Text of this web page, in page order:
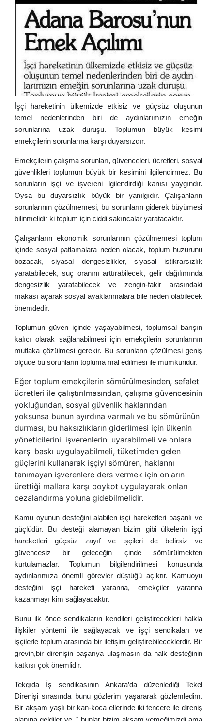
İşçi hareketinin ülkemizde etkisiz ve güçsüz oluşunun
temel nedenlerinden biri de aydınlarımızın emeğin
sorunlarına uzak duruşu. Toplumun büyük kesimi
emekçilerin sorunlarına karşı duyarsızdır.
Emekçilerin çalışma sorunları, güvenceleri, ücretleri, sosyal
güvenlikleri toplumun büyük bir kesimini ilgilendirmez. Bu
sorunların işçi ve işvereni ilgilendirdiği kanısı yaygındır.
Oysa bu duyarsızlık büyük bir yanılgıdır. Çalışanların
sorunlarının çözülmemesi, bu sorunların giderek büyümesi
bilinmelidir ki toplum için ciddi sakıncalar yaratacaktır.
Çalışanların ekonomik sorunlarının çözülmemesi toplum
içinde sosyal patlamalara neden olacak, toplum huzurunu
bozacak, siyasal dengesizlikler, siyasal istikrarsızlık
yaratabilecek, suç oranını arttırabilecek, gelir dağılımında
dengesizlik yaratabilecek ve zengin-fakir arasındaki
makası açarak sosyal ayaklanmalara bile neden olabilecek
önemdedir.
Toplumun güven içinde yaşayabilmesi, toplumsal barışın
kalıcı olarak sağlanabilmesi için emekçilerin sorunlarının
mutlaka çözülmesi gerekir. Bu sorunlann çözülmesi geniş
ölçüde bu sorunların topluma mâl edilmesi ile mümkündür.
Eğer toplum emekçilerin sömürülmesinden, sefalet
ücretleri ile çalıştırılmasından, çalışma güvencesinin
yokluğundan, sosyal güvenlik haklarından
yoksunsa bunun ayırdına varmalı ve bu sömürünün
durması, bu haksızlıkların giderilmesi için ülkenin
yöneticilerini, işverenlerini uyarabilmeli ve onlara
karşı baskı uygulayabilmeli, tüketimden gelen
güçlerini kullanarak işçiyi sömüren, haklannı
tanımayan işverenlere ders vermek için onların
ürettiği mallara karşı boykot uygulayarak onları
cezalandırma yoluna gidebilmelidir.
Kamu oyunun desteğini alabilen işçi hareketleri başanlı ve
güçlüdür. Bu desteği alamayan bizim gibi ülkelerin işçi
hareketleri güçsüz zayıf ve işçileri de belirsiz ve
güvencesiz bir geleceğin içinde sömürülmekten
kurtulamazlar. Toplumun bilgilendirilmesi konusunda
aydınlarımıza önemli görevler düştüğü açıktır. Kamuoyu
desteğini işçi hareketi yaranna, emekçiler yaranna
kazanmayı kim sağlayacaktır.
Bunu ilk önce sendikaların kendileri geliştirecekleri halkla
ilişkiler yöntemi ile sağlayacak ve işçi sendikaları ve
işçilerle toplum arasında bir iletişim geliştirebileceklerdir. Bir
grevin,bir direnişin başarıya ulaşmasın da halk desteğinin
katkısı çok önemlidir.
Tekgıda İş sendikasının Ankara’da düzenlediği Tekel
Direnişi sırasında bunu gözlerim yaşararak gözlemledim.
Bir akşam yaşlı bir kan-koca ellerinde iki tencere ile direniş
alanına geldiler ve, " bunlar bizim akşam yemeğimizdi ama